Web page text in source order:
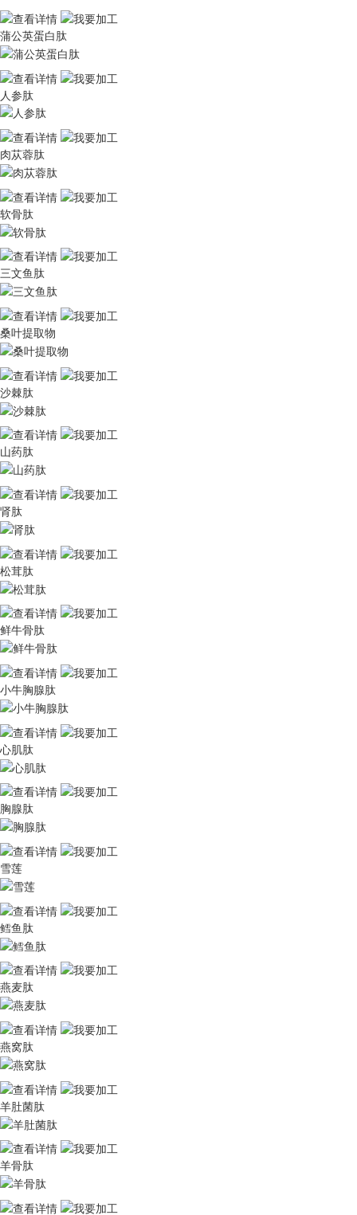
蒲公英蛋白肽
人参肽
肉苁蓉肽
软骨肽
三文鱼肽
桑叶提取物
沙棘肽
山药肽
肾肽
松茸肽
鲜牛骨肽
小牛胸腺肽
心肌肽
胸腺肽
雪莲
鳕鱼肽
燕麦肽
燕窝肽
羊肚菌肽
羊骨肽